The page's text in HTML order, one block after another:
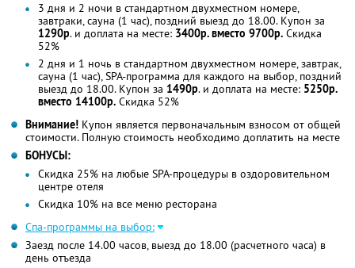
3 дня и 2 ночи в стандартном двухместном номере,
завтраки, сауна (1 час), поздний выезд до 18.00. Купон за
1290р. и доплата на месте: 3400р. вместо 9700р. Скидка
52%
2 дня и 1 ночь в стандартном двухместном номере, завтрак,
сауна (1 час), SPA-программа для каждого на выбор, поздний
выезд до 18.00. Купон за 1490р. и доплата на месте: 5250р.
вместо 14100р. Скидка 52%
Внимание! Купон является первоначальным взносом от общей
стоимости. Полную стоимость необходимо доплатить на месте
БОНУСЫ:
Скидка 25% на любые SPA-процедуры в оздоровительном
центре отеля
Скидка 10% на все меню ресторана
Спа-программы на выбор:
Заезд после 14.00 часов, выезд до 18.00 (расчетного часа) в
день отъезда